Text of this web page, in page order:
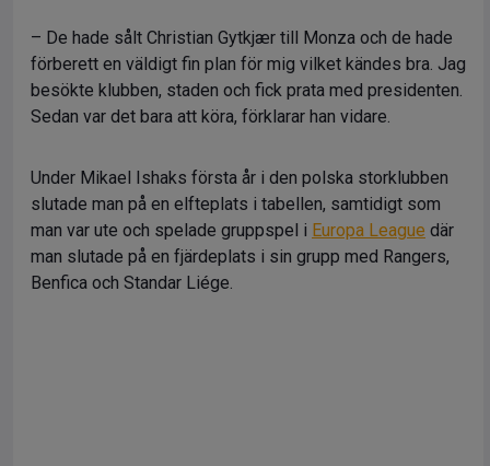
– De hade sålt Christian Gytkjær till Monza och de hade
förberett en väldigt fin plan för mig vilket kändes bra. Jag
besökte klubben, staden och fick prata med presidenten.
Sedan var det bara att köra, förklarar han vidare.
Under Mikael Ishaks första år i den polska storklubben
slutade man på en elfteplats i tabellen, samtidigt som
man var ute och spelade gruppspel i Europa League där
man slutade på en fjärdeplats i sin grupp med Rangers,
Benfica och Standar Liége.